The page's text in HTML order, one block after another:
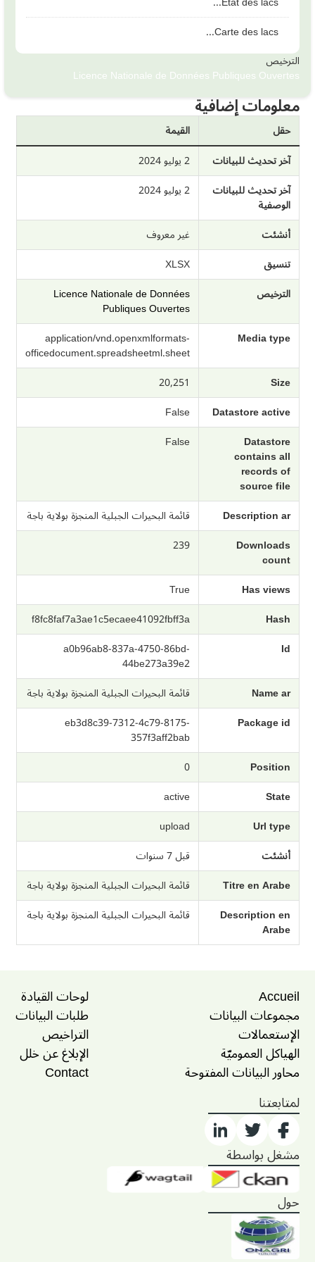
Carte des lacs...
الترخيص
Licence Nationale de Données Publiques Ouvertes
معلومات إضافية
حقل
القيمة
آخر تحديث للبيانات
2 يوليو 2024
آخر تحديث للبيانات
الوصفية
2 يوليو 2024
أنشئت
غير معروف
تنسيق
XLSX
الترخيص
Licence Nationale de Données
Publiques Ouvertes
Media type
application/vnd.openxmlformats-
officedocument.spreadsheetml.sheet
Size
20,251
Datastore active
False
Datastore
contains all
records of
source file
False
Description ar
قائمة البحيرات الجبلية المنجزة بولاية باجة
Downloads
count
239
Has views
True
Hash
f8fc8faf7a3ae1c5ecaee41092fbff3a
Id
a0b96ab8-837a-4750-86bd-
44be273a39e2
Name ar
قائمة البحيرات الجبلية المنجزة بولاية باجة
Package id
eb3d8c39-7312-4c79-8175-
357f3aff2bab
Position
0
State
active
Url type
upload
أنشئت
قبل 7 سنوات
Titre en Arabe
قائمة البحيرات الجبلية المنجزة بولاية باجة
Description en
Arabe
قائمة البحيرات الجبلية المنجزة بولاية باجة
Accueil
مجموعات البيانات
الإستعمالات
الهياكل العموميّة
محاور البيانات المفتوحة
لوحات القيادة
طلبات البيانات
التراخيص
الإبلاغ عن خلل
Contact
لمتابعتنا
مشغل بواسطة
حول